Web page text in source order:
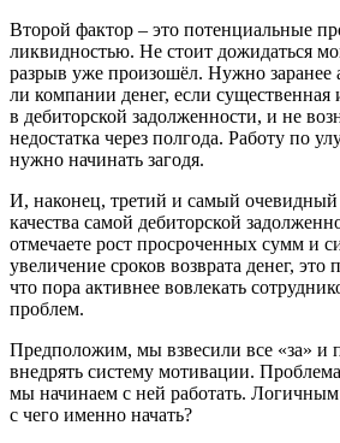
Второй фактор – это потенциальные
ликвидностью. Не стоит дожидаться
разрыв уже произошёл. Нужно заранее
ли компании денег, если существенная
в дебиторской задолженности, и не
недостатка через полгода. Работу по
нужно начинать загодя.
И, наконец, третий и самый
качества самой дебиторской
отмечаете рост просроченных сумм и
увеличение сроков возврата денег, это
что пора активнее вовлекать
проблем.
Предположим, мы взвесили все «за» и
внедрять систему мотивации.
мы начинаем с ней работать. Логичным
с чего именно начать?